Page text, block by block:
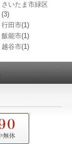
さいたま市緑区
(3)
行田市(1)
飯能市(1)
越谷市(1)